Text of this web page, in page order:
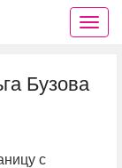
Бузова
с